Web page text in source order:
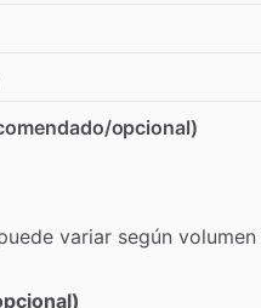
opcional)
variar según volumen